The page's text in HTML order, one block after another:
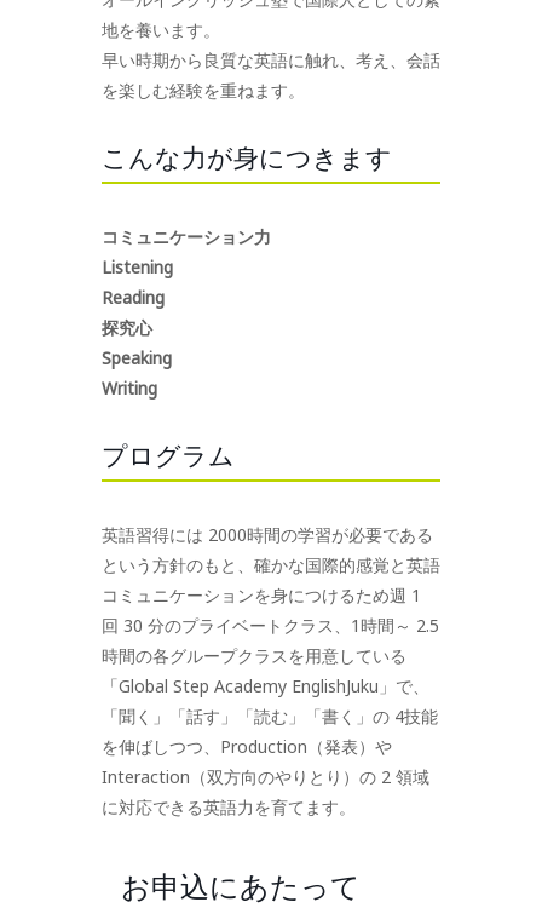
地を養います。
早い時期から良質な英語に触れ、考え、会話
を楽しむ経験を重ねます。
こんな力が身につきます
コミュニケーション力
Listening
Reading
探究心
Speaking
Writing
プログラム
英語習得には 2000時間の学習が必要である
という方針のもと、確かな国際的感覚と英語
コミュニケーションを身につけるため週 1
回 30 分のプライベートクラス、1時間～ 2.5
時間の各グループクラスを用意している
「Global Step Academy EnglishJuku」で、
「聞く」「話す」「読む」「書く」の 4技能
を伸ばしつつ、Production（発表）や
Interaction（双方向のやりとり）の 2 領域
に対応できる英語力を育てます。
お申込にあたって